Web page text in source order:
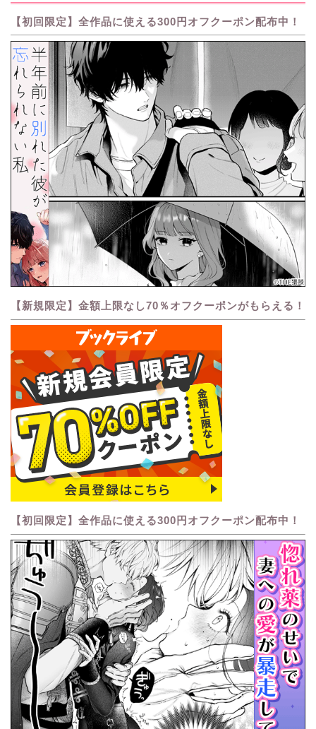
【初回限定】全作品に使える300円オフクーポン配布中！
【新規限定】金額上限なし70％オフクーポンがもらえる！
【初回限定】全作品に使える300円オフクーポン配布中！